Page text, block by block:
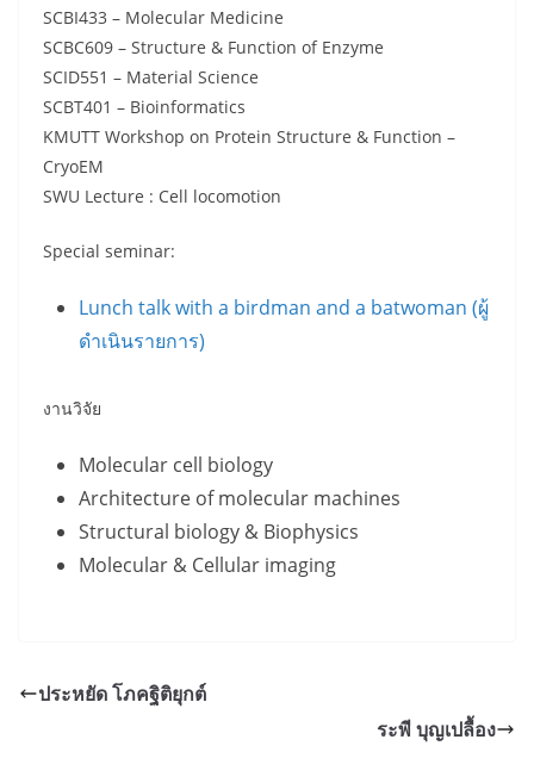
SCBI433 – Molecular Medicine
SCBC609 – Structure & Function of Enzyme
SCID551 – Material Science
SCBT401 – Bioinformatics
KMUTT Workshop on Protein Structure & Function –
CryoEM
SWU Lecture : Cell locomotion
Special seminar:
Lunch talk with a birdman and a batwoman (ผู้
ดำเนินรายการ)
งานวิจัย
Molecular cell biology
Architecture of molecular machines
Structural biology & Biophysics
Molecular & Cellular imaging
ประหยัด โภคฐิติยุกต์
ระพี บุญเปลื้อง